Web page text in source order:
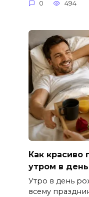
0 494
Как красиво
утром в
Утро в день
всему